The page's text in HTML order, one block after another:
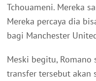
Tchouameni. Mereka
Mereka percaya dia
bagi Manchester
Meski begitu,
transfer tersebut